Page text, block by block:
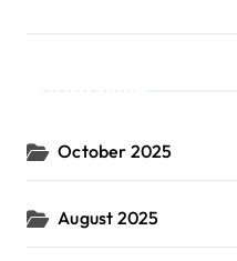
October 2025
August 2025